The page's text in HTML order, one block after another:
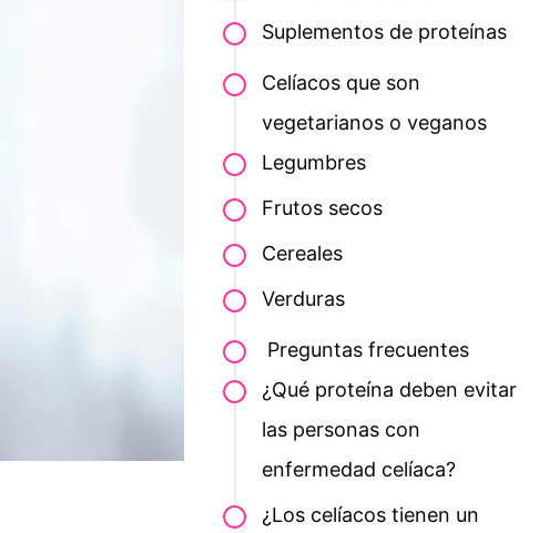
Suplementos de proteínas
Celíacos que son
vegetarianos o veganos
Legumbres
Frutos secos
Cereales
Verduras
Preguntas frecuentes
¿Qué proteína deben evitar
las personas con
enfermedad celíaca?
¿Los celíacos tienen un